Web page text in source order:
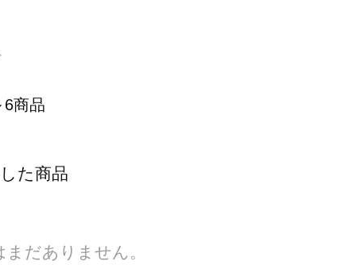
6商品
た商品
だありません。